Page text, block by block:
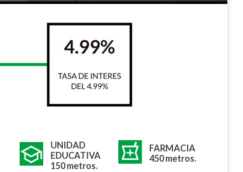
UNIDAD
EDUCATIVA
150 metros.
FARMACIA
450 metros.